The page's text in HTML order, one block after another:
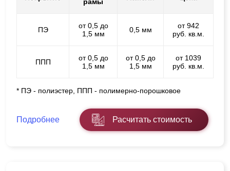
ПЭ
от 0,5 до
1,5 мм
0,5 мм
от 942
руб. кв.м.
ППП
от 0,5 до
1,5 мм
от 0,5 до
1,5 мм
от 1039
руб. кв.м.
* ПЭ - полиэстер, ППП - полимерно-порошковое
Подробнее Расчитать стоимость